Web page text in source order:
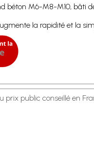
béton M6-M8-M10, bâti
la rapidité et la
prix public conseillé en